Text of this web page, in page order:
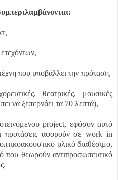
που υποβάλλει την πρόταση,
θεατρικές, μουσικές
να ξεπερνάει τα 70 λεπτά),
project, εφόσον αυτό
προτάσεις αφορούν σε work in
υλικό διαθέσιμο,
που θεωρούν αντιπροσωπευτικό